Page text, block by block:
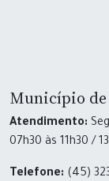
Município
Atendimento:
07h30 às 11h30 /
Telefone: (45)